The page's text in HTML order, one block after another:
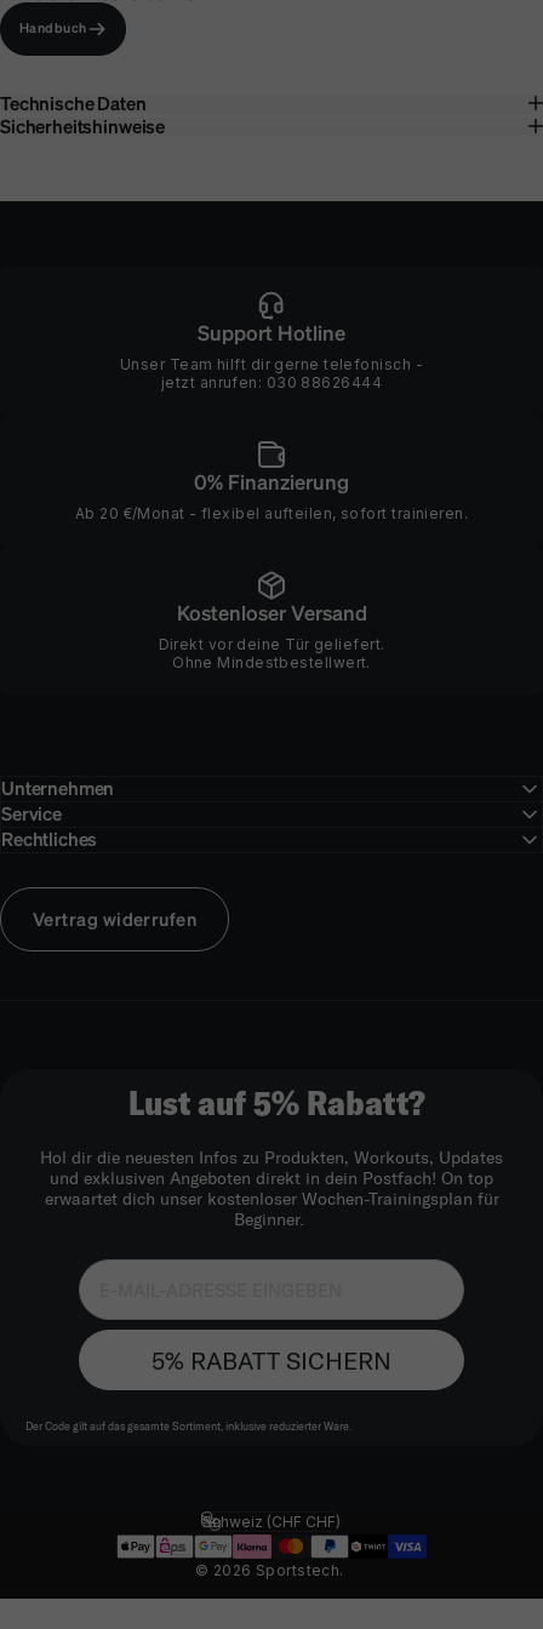
Handbuch
Technische Daten
Sicherheitshinweise
Support Hotline
Unser Team hilft dir gerne telefonisch -
jetzt anrufen: 030 88626444
0% Finanzierung
Ab 20 €/Monat - flexibel aufteilen, sofort trainieren.
Kostenloser Versand
Direkt vor deine Tür geliefert.
Ohne Mindestbestellwert.
Unternehmen
Service
Rechtliches
Vertrag widerrufen
Lust auf 5% Rabatt?
Hol dir die neuesten Infos zu Produkten, Workouts, Updates
und exklusiven Angeboten direkt in dein Postfach! On top
erwaartet dich unser kostenloser Wochen-Trainingsplan für
Beginner.
5% RABATT SICHERN
Der Code gilt auf das gesamte Sortiment, inklusive reduzierter Ware.
© 2026 Sportstech.
Land/Region
Schweiz (CHF CHF)